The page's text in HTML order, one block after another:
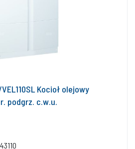
Kocioł olejowy
podgrz. c.w.u.